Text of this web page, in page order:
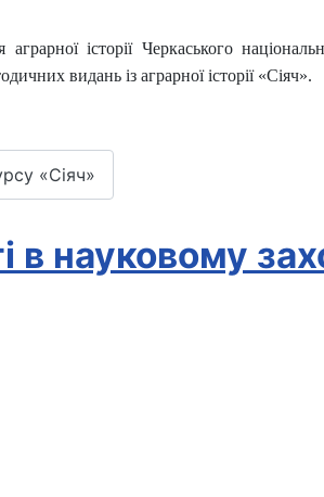
історії Черкаського
видань із аграрної історії «Сіяч».
«Сіяч»
науковому